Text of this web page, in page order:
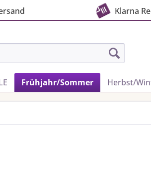
Klarna
Frühjahr/Sommer Herbst/